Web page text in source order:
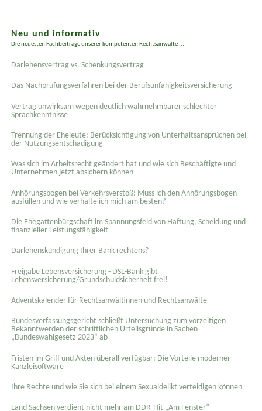
Neu und informativ
Die neuesten Fachbeiträge unserer kompetenten Rechtsanwälte ...
Darlehensvertrag vs. Schenkungsvertrag
Das Nachprüfungsverfahren bei der Berufsunfähigkeitsversicherung
Vertrag unwirksam wegen deutlich wahrnehmbarer schlechter
Sprachkenntnisse
Trennung der Eheleute: Berücksichtigung von Unterhaltsansprüchen bei
der Nutzungsentschädigung
Was sich im Arbeitsrecht geändert hat und wie sich Beschäftigte und
Unternehmen jetzt absichern können
Anhörungsbogen bei Verkehrsverstoß: Muss ich den Anhörungsbogen
ausfüllen und wie verhalte ich mich am besten?
Die Ehegattenbürgschaft im Spannungsfeld von Haftung, Scheidung und
finanzieller Leistungsfähigkeit
Darlehenskündigung Ihrer Bank rechtens?
Freigabe Lebensversicherung - DSL-Bank gibt
Lebensversicherung/Grundschuldsicherheit frei!
Adventskalender für Rechtsanwältinnen und Rechtsanwälte
Bundesverfassungsgericht schließt Untersuchung zum vorzeitigen
Bekanntwerden der schriftlichen Urteilsgründe in Sachen
„Bundeswahlgesetz 2023“ ab
Fristen im Griff und Akten überall verfügbar: Die Vorteile moderner
Kanzleisoftware
Ihre Rechte und wie Sie sich bei einem Sexual­delikt verteidigen können
Land Sachsen verdient nicht mehr am DDR-Hit „Am Fenster“